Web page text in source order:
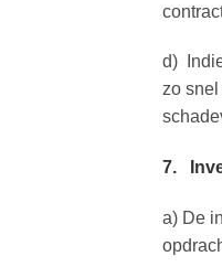
d)
zo
7.
a) De